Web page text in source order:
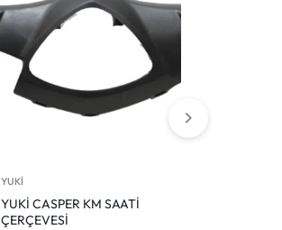
YUKİ
YUKİ CASPER KM SAATİ
ÇERÇEVESİ